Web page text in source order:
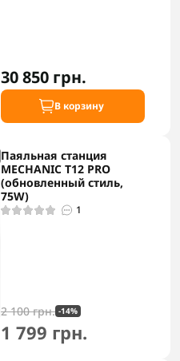
30 850 грн.
В корзину
Паяльная станция
MECHANIC T12 PRO
(обновленный стиль,
75W)
1
2 100 грн. -14%
1 799 грн.